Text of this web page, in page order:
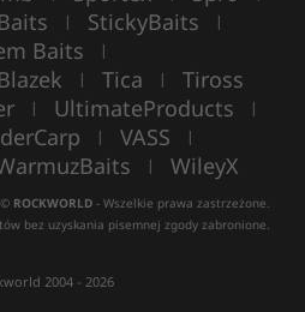
| StickyBaits |
Baits |
| Tica | Tiross
| UltimateProducts |
| VASS |
| WileyX
ROCKWORLD - Wszelkie prawa zastrzeżone.
bez uzyskania pisemnej zgody zabronione.
2004 - 2026